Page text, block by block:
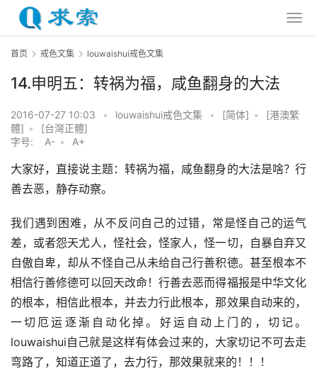
首页 戒色文集 louwaishui戒色文集
14.申明五：转祸为福，咸鱼翻身的大法
2016-07-27 10:03 • louwaishui戒色文集 • [简体] •
[港澳繁
體] •
[台灣正體]
字号:
A- • A+
大家好，直接说主题：转祸为福，咸鱼翻身的大法是啥？行
善去恶，静存动察。
我们遇到困难，从不反问自己的过错，常是怪自己的运气
差，或者怨天尤人，怪社会，怪家人，怪一切，自暴自弃又
自傲自卑，却从不怪自己从未给自己行善积德。甚至根本不
相信行善修德可以回天改命！行善去恶而得福报是中华文化
的根本，相信此根本，并去力行此根本，那效果自动来的，
一切厄运逐渐自动化掉。好运自动上门的，切记。
louwaishui自己就是这样有体会过来的，大家切记不可去走
弯路了，知道正道了，去力行，那效果就来的！！！